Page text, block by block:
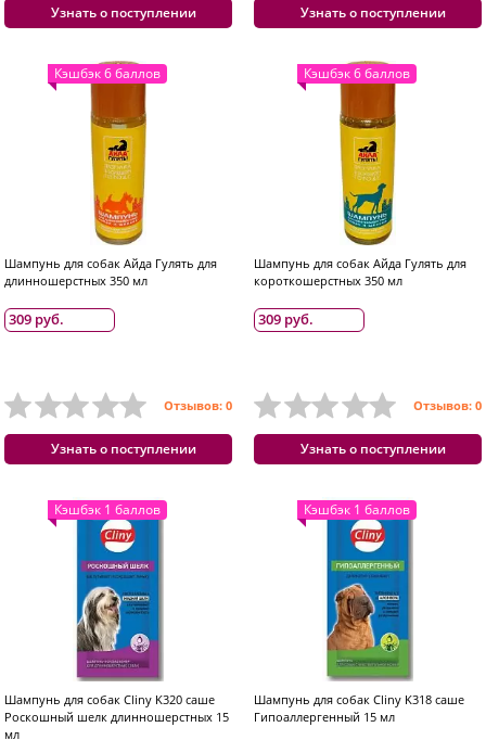
Узнать о поступлении Узнать о поступлении
Кэшбэк 6 баллов
Шампунь для собак Айда Гулять для
длинношерстных 350 мл
309 руб.
Отзывов: 0
Узнать о поступлении
Кэшбэк 6 баллов
Шампунь для собак Айда Гулять для
короткошерстных 350 мл
309 руб.
Отзывов: 0
Узнать о поступлении
Кэшбэк 1 баллов
Шампунь для собак Cliny K320 саше
Роскошный шелк длинношерстных 15
мл
Кэшбэк 1 баллов
Шампунь для собак Cliny K318 саше
Гипоаллергенный 15 мл